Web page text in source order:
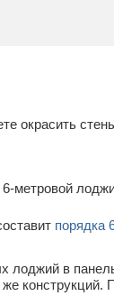
окрасить
метровой
порядка
лоджий в
же конструкций.